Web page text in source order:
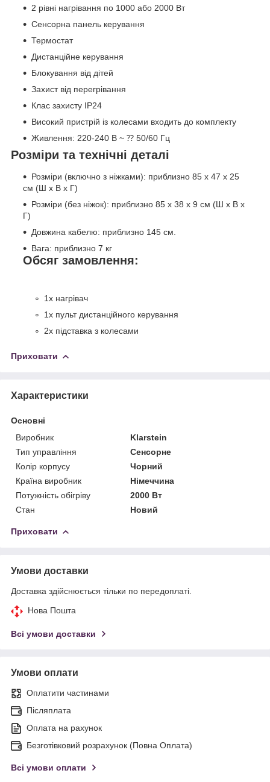
2 рівні нагрівання по 1000 або 2000 Вт
Сенсорна панель керування
Термостат
Дистанційне керування
Блокування від дітей
Захист від перегрівання
Клас захисту IP24
Високий пристрій із колесами входить до комплекту
Живлення: 220-240 В ~ ⁇ 50/60 Гц
Розміри та технічні деталі
Розміри (включно з ніжками): приблизно 85 x 47 x 25
см (Ш x В x Г)
Розміри (без ніжок): приблизно 85 х 38 х 9 см (Ш х В х
Г)
Довжина кабелю: приблизно 145 см.
Вага: приблизно 7 кг
Обсяг замовлення:
1x нагрівач
1x пульт дистанційного керування
2x підставка з колесами
Приховати
Характеристики
Основні
Виробник
Klarstein
Тип управління
Сенсорне
Колір корпусу
Чорний
Країна виробник
Німеччина
Потужність обігріву
2000 Вт
Стан
Новий
Приховати
Умови доставки
Доставка здійснюється тільки по передоплаті.
Нова Пошта
Всі умови доставки
Умови оплати
Оплатити частинами
Післяплата
Оплата на рахунок
Безготівковий розрахунок (Повна Оплата)
Всі умови оплати